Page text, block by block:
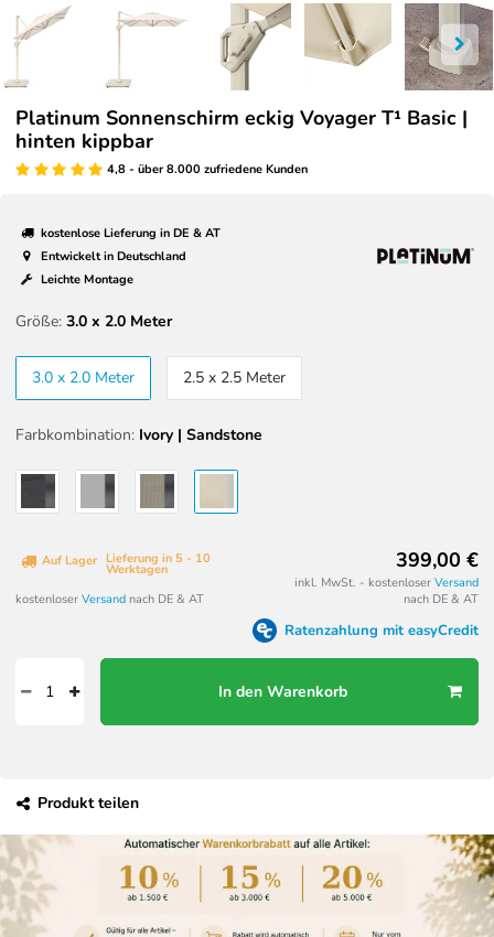
Platinum Sonnenschirm eckig Voyager T¹ Basic |
hinten kippbar
4,8 - über 8.000 zufriedene Kunden
kostenlose Lieferung in DE & AT
Entwickelt in Deutschland
Leichte Montage
Größe: 3.0 x 2.0 Meter
3.0 x 2.0 Meter 2.5 x 2.5 Meter
Farbkombination: Ivory | Sandstone
Lieferung in 5 - 10
Werktagen
Auf Lager
kostenloser Versand nach DE & AT
399,00 €
inkl. MwSt. - kostenloser Versand
nach DE & AT
Ratenzahlung mit easyCredit
In den Warenkorb
Produkt teilen